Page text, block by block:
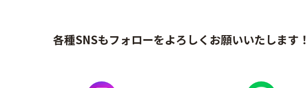
各種SNSもフォローをよろしくお願いいたします！